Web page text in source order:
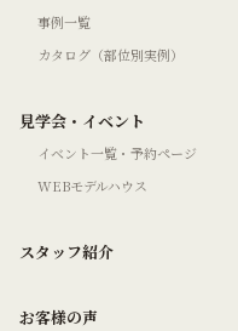
事例一覧
カタログ（部位別実例）
見学会・イベント
イベント一覧・予約ページ
WEBモデルハウス
スタッフ紹介
お客様の声